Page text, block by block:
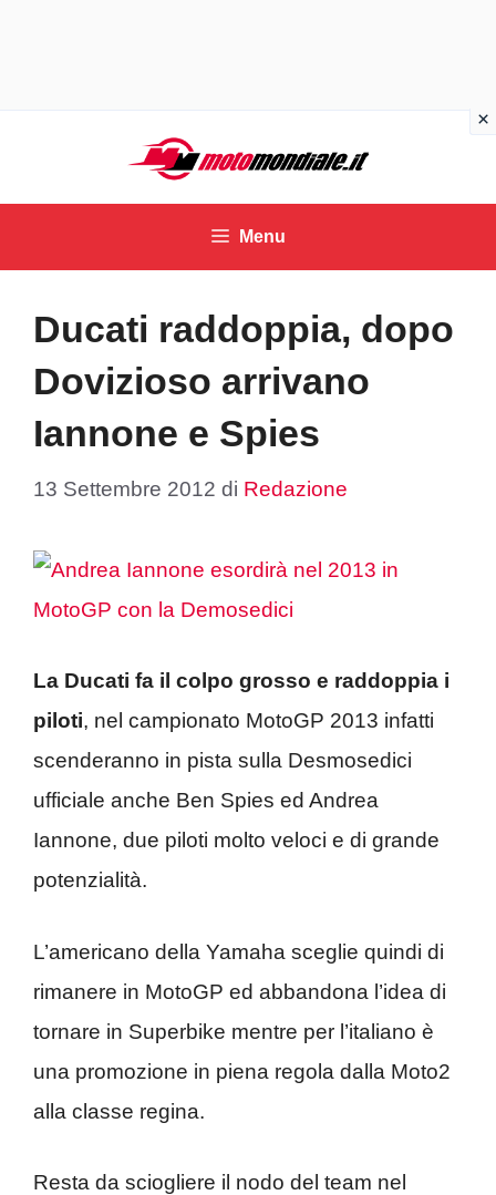
contenuto
Menu
Ducati raddoppia, dopo
Dovizioso arrivano
Iannone e Spies
13 Settembre 2012 di Redazione
La Ducati fa il colpo grosso e raddoppia i
piloti, nel campionato MotoGP 2013 infatti
scenderanno in pista sulla Desmosedici
ufficiale anche Ben Spies ed Andrea
Iannone, due piloti molto veloci e di grande
potenzialità.
L’americano della Yamaha sceglie quindi di
rimanere in MotoGP ed abbandona l’idea di
tornare in Superbike mentre per l’italiano è
una promozione in piena regola dalla Moto2
alla classe regina.
Resta da sciogliere il nodo del team nel